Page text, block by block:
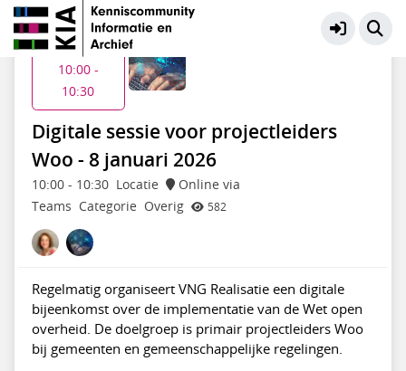
VNG | Grip op Informatie
Digitale sessie voor projectleiders
Woo - 8 januari 2026
10:00- 10:30 Locatie
Online via
Teams Categorie Overig 582
Do 8 jan
10:00 -
10:30
Regelmatig organiseert VNG Realisatie een digitale
bijeenkomst over de implementatie van de Wet open
overheid. De doelgroep is primair projectleiders Woo
bij gemeenten en gemeenschappelijke regelingen.